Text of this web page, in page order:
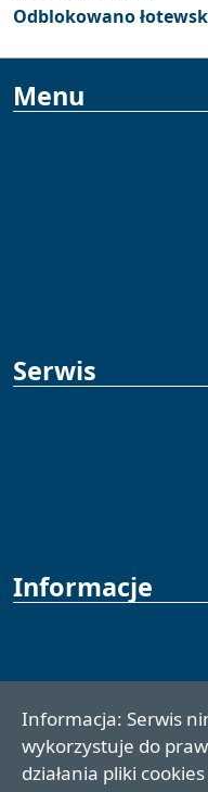
Odblokowano
Menu
Serwis
Informacje
Informacja: Serwis
wykorzystuje do
działania pliki cookies